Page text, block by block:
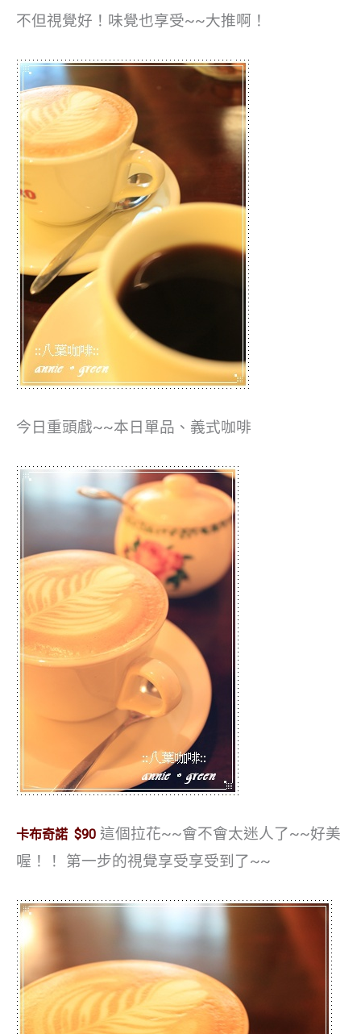
不但視覺好！味覺也享受~~大推啊！
今日重頭戲~~本日單品、義式咖啡
卡布奇諾 $90 這個拉花~~會不會太迷人了~~好美
喔！！ 第一步的視覺享受享受到了~~